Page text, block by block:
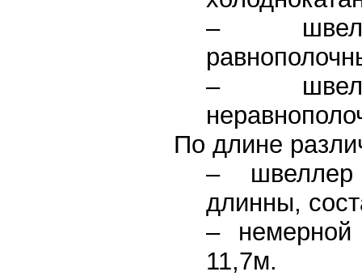
–
–
По длине
– швеллер
длинны,
–
11,7м.